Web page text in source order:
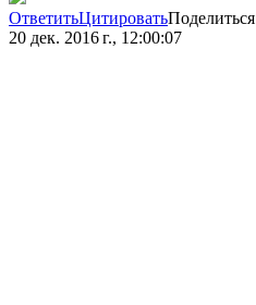
ОтветитьЦитироватьПоделиться
20 дек. 2016 г., 12:00:07